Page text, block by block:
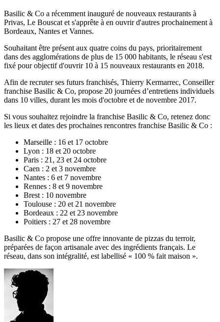
Basilic & Co a récemment inauguré de nouveaux restaurants à
Privas, Le Bouscat et s'apprête à en ouvrir d'autres prochainement à
Bordeaux, Nantes et Vannes.
Souhaitant être présent aux quatre coins du pays, prioritairement
dans des agglomérations de plus de 15 000 habitants, le réseau s'est
fixé pour objectif d'ouvrir 10 à 15 nouveaux restaurants en 2018.
Afin de recruter ses futurs franchisés, Thierry Kermarrec, Conseiller
franchise Basilic & Co, propose 20 journées d’entretiens individuels
dans 10 villes, durant les mois d'octobre et de novembre 2017.
Si vous souhaitez rejoindre la franchise Basilic & Co, retenez donc
les lieux et dates des prochaines rencontres franchise Basilic & Co :
Marseille : 16 et 17 octobre
Lyon : 18 et 20 octobre
Paris : 21, 23 et 24 octobre
Caen : 2 et 3 novembre
Nantes : 6 et 7 novembre
Rennes : 8 et 9 novembre
Brest : 10 novembre
Toulouse : 20 et 21 novembre
Bordeaux : 22 et 23 novembre
Poitiers : 27 et 28 novembre
Basilic & Co propose une offre innovante de pizzas du terroir,
préparées de façon artisanale avec des ingrédients français. Le
réseau, dans son intégralité, est labellisé « 100 % fait maison ».